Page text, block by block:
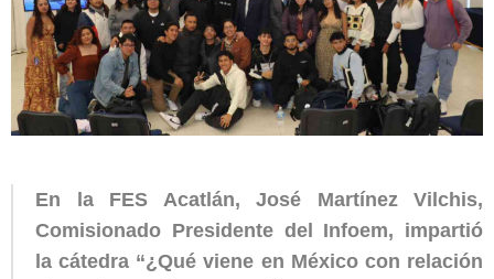
En la FES Acatlán, José Martínez Vilchis,
Comisionado Presidente del Infoem, impartió
la cátedra “¿Qué viene en México con relación